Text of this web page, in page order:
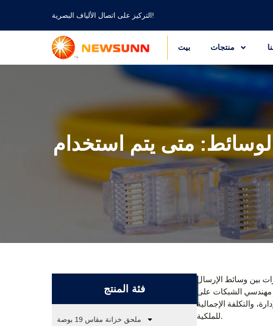
التركيز على اتصال الألياف البصرية!
بيت منتجات
متى يتم استخدام
فئة المنتج
ملحق خزانة مقاس 19 بوصة
بين وسائط الإرسال
مهندسي الشبكات على
والتكلفة الإجمالية
للملكية.